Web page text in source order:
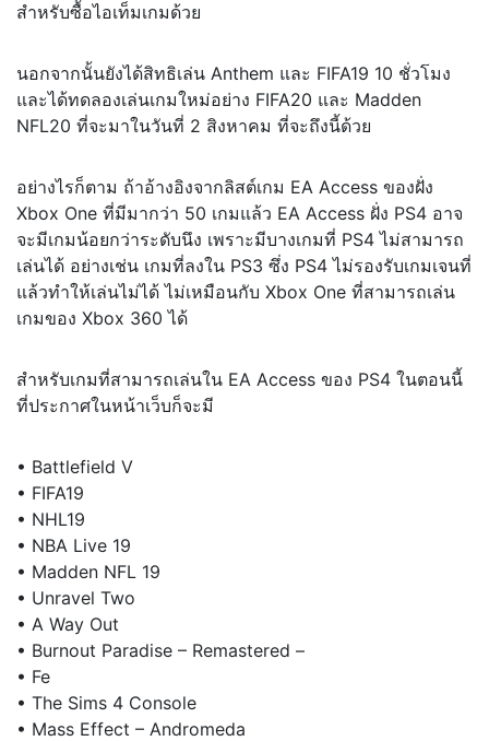
สำหรับซื้อไอเท็มเกมด้วย
นอกจากนั้นยังได้สิทธิเล่น Anthem และ FIFA19 10 ชั่วโมง
และได้ทดลองเล่นเกมใหม่อย่าง FIFA20 และ Madden
NFL20 ที่จะมาในวันที่ 2 สิงหาคม ที่จะถึงนี้ด้วย
อย่างไรก็ตาม ถ้าอ้างอิงจากลิสต์เกม EA Access ของฝั่ง
Xbox One ที่มีมากว่า 50 เกมแล้ว EA Access ฝั่ง PS4 อาจ
จะมีเกมน้อยกว่าระดับนึง เพราะมีบางเกมที่ PS4 ไม่สามารถ
เล่นได้ อย่างเช่น เกมที่ลงใน PS3 ซึ่ง PS4 ไม่รองรับเกมเจนที่
แล้วทำให้เล่นไม่ได้ ไม่เหมือนกับ Xbox One ที่สามารถเล่น
เกมของ Xbox 360 ได้
สำหรับเกมที่สามารถเล่นใน EA Access ของ PS4 ในตอนนี้
ที่ประกาศในหน้าเว็บก็จะมี
• Battlefield V
• FIFA19
• NHL19
• NBA Live 19
• Madden NFL 19
• Unravel Two
• A Way Out
• Burnout Paradise – Remastered –
• Fe
• The Sims 4 Console
• Mass Effect – Andromeda